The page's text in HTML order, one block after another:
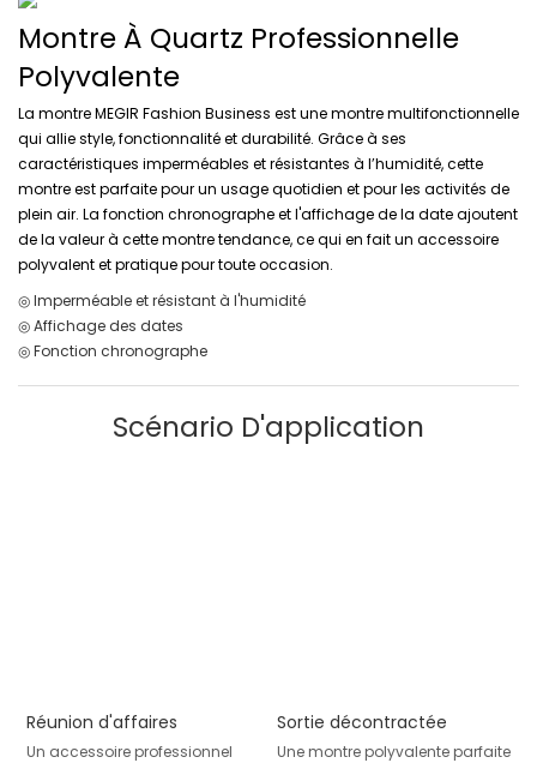
Montre À Quartz Professionnelle
Polyvalente
La montre MEGIR Fashion Business est une montre multifonctionnelle
qui allie style, fonctionnalité et durabilité. Grâce à ses
caractéristiques imperméables et résistantes à l’humidité, cette
montre est parfaite pour un usage quotidien et pour les activités de
plein air. La fonction chronographe et l'affichage de la date ajoutent
de la valeur à cette montre tendance, ce qui en fait un accessoire
polyvalent et pratique pour toute occasion.
◎ Imperméable et résistant à l'humidité
◎ Affichage des dates
◎ Fonction chronographe
Scénario D'application
Réunion d'affaires
Un accessoire professionnel
Sortie décontractée
Une montre polyvalente parfaite